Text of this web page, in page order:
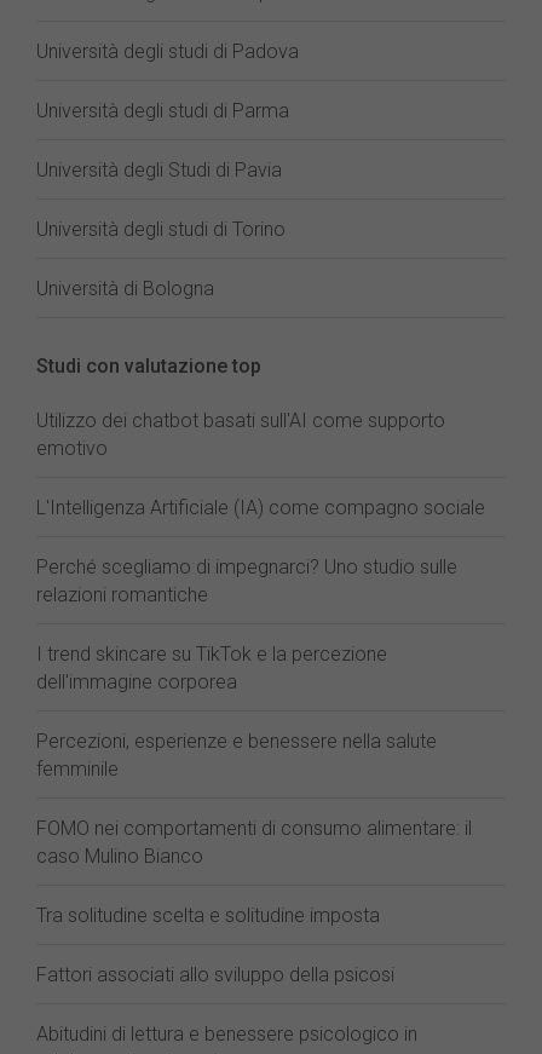
Università degli studi di Padova
Università degli studi di Parma
Università degli Studi di Pavia
Università degli studi di Torino
Università di Bologna
Studi con valutazione top
Utilizzo dei chatbot basati sull'AI come supporto
emotivo
L'Intelligenza Artificiale (IA) come compagno sociale
Perché scegliamo di impegnarci? Uno studio sulle
relazioni romantiche
I trend skincare su TikTok e la percezione
dell'immagine corporea
Percezioni, esperienze e benessere nella salute
femminile
FOMO nei comportamenti di consumo alimentare: il
caso Mulino Bianco
Tra solitudine scelta e solitudine imposta
Fattori associati allo sviluppo della psicosi
Abitudini di lettura e benessere psicologico in